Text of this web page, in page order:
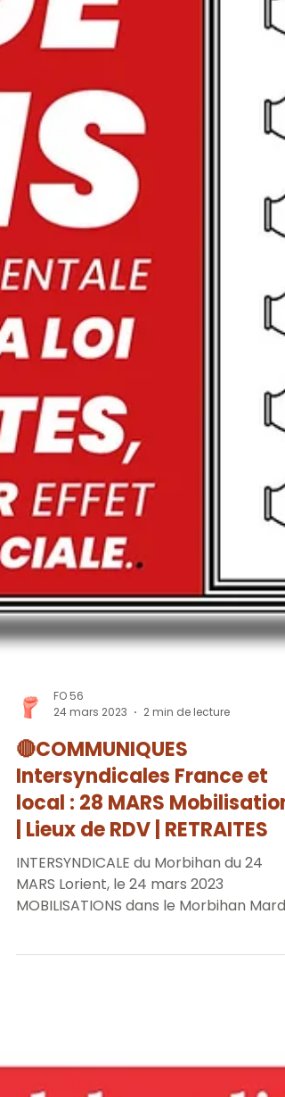
FO 56
24 mars 2023
2 min de lecture
🔴COMMUNIQUES
Intersyndicales France et
local : 28 MARS Mobilisation
| Lieux de RDV | RETRAITES
INTERSYNDICALE du Morbihan du 24